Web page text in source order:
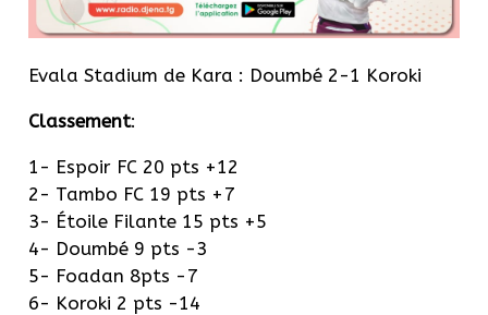
Evala Stadium de Kara : Doumbé 2-1 Koroki
Classement:
1- Espoir FC 20 pts +12
2- Tambo FC 19 pts +7
3- Étoile Filante 15 pts +5
4- Doumbé 9 pts -3
5- Foadan 8pts -7
6- Koroki 2 pts -14